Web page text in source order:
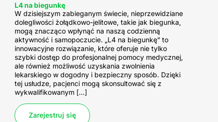
L4 na biegunkę
W dzisiejszym zabieganym świecie, nieprzewidziane
dolegliwości żołądkowo-jelitowe, takie jak biegunka,
mogą znacząco wpłynąć na naszą codzienną
aktywność i samopoczucie. „L4 na biegunkę” to
innowacyjne rozwiązanie, które oferuje nie tylko
szybki dostęp do profesjonalnej pomocy medycznej,
ale również możliwość uzyskania zwolnienia
lekarskiego w dogodny i bezpieczny sposób. Dzięki
tej usłudze, pacjenci mogą skonsultować się z
wykwalifikowanym […]
Zarejestruj się